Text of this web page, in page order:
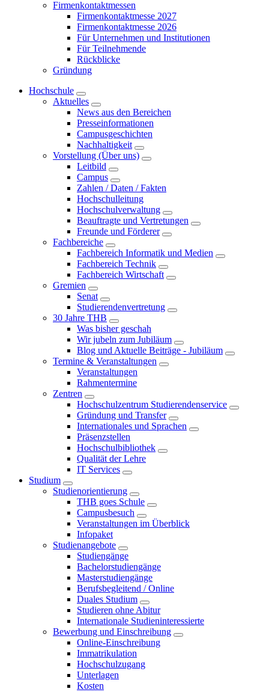
Firmenkontaktmessen
Firmenkontaktmesse 2027
Firmenkontaktmesse 2026
Für Unternehmen und Institutionen
Für Teilnehmende
Rückblicke
Gründung
Hochschule
Aktuelles
News aus den Bereichen
Presseinformationen
Campusgeschichten
Nachhaltigkeit
Vorstellung (Über uns)
Leitbild
Campus
Zahlen / Daten / Fakten
Hochschulleitung
Hochschulverwaltung
Beauftragte und Vertretungen
Freunde und Förderer
Fachbereiche
Fachbereich Informatik und Medien
Fachbereich Technik
Fachbereich Wirtschaft
Gremien
Senat
Studierendenvertretung
30 Jahre THB
Was bisher geschah
Wir jubeln zum Jubiläum
Blog und Aktuelle Beiträge - Jubiläum
Termine & Veranstaltungen
Veranstaltungen
Rahmentermine
Zentren
Hochschulzentrum Studierendenservice
Gründung und Transfer
Internationales und Sprachen
Präsenzstellen
Hochschulbibliothek
Qualität der Lehre
IT Services
Studium
Studienorientierung
THB goes Schule
Campusbesuch
Veranstaltungen im Überblick
Infopaket
Studienangebote
Studiengänge
Bachelorstudiengänge
Masterstudiengänge
Berufsbegleitend / Online
Duales Studium
Studieren ohne Abitur
Internationale Studieninteressierte
Bewerbung und Einschreibung
Online-Einschreibung
Immatrikulation
Hochschulzugang
Unterlagen
Kosten